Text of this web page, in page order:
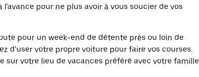
pour ne plus avoir à vous soucier de vos
pour un week-end de détente près ou loin de
d'user votre propre voiture pour faire vos courses.
sur votre lieu de vacances préféré avec votre famille